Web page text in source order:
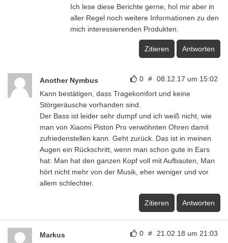
Ich lese diese Berichte gerne, hol mir aber in
aller Regel noch weitere Informationen zu den
mich interessierenden Produkten.
Zitieren Antworten
0 # 08.12.17 um 15:02
Another Nymbus
Kann bestätigen, dass Tragekomfort und keine
Störgeräusche vorhanden sind.
Der Bass ist leider sehr dumpf und ich weiß nicht, wie
man von Xiaomi Piston Pro verwöhnten Ohren damit
zufriedenstellen kann. Geht zurück. Das ist in meinen
Augen ein Rückschritt, wenn man schon gute in Ears
hat: Man hat den ganzen Kopf voll mit Aufbauten, Man
hört nicht mehr von der Musik, eher weniger und vor
allem schlechter.
Zitieren Antworten
0 # 21.02.18 um 21:03
Markus